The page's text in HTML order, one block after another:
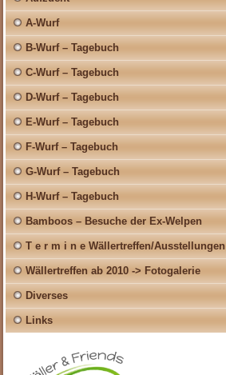
A-Wurf
B-Wurf – Tagebuch
C-Wurf – Tagebuch
D-Wurf – Tagebuch
E-Wurf – Tagebuch
F-Wurf – Tagebuch
G-Wurf – Tagebuch
H-Wurf – Tagebuch
Bamboos – Besuche der Ex-Welpen
T e r m i n e Wällertreffen/Ausstellungen
Wällertreffen ab 2010 -> Fotogalerie
Diverses
Links